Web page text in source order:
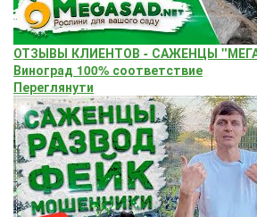
ОТЗЫВЫ КЛИЕНТОВ - САЖЕНЦЫ
Виноград 100% соответствие
Переглянути